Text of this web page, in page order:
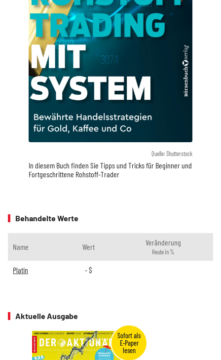
Quelle: Shutterstock
In diesem Buch finden Sie Tipps und Tricks für Beginner und
Fortgeschrittene Rohstoff-Trader
Behandelte Werte
Name Wert Veränderung
Heute in %
Platin -$
Aktuelle Ausgabe